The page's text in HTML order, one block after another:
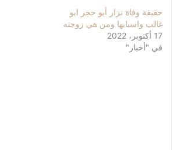
حقيقة وفاة نزار أبو حجر ابو
غالب واسبابها ومن هي زوجته
17 أكتوبر، 2022
في "أخبار"